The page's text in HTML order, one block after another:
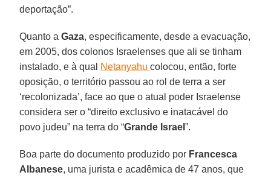
deportação”.
Quanto aGaza, especificamente, desde a evacuação,
em 2005, dos colonos Israelenses que ali se tinham
instalado, e à qual Netanyahucolocou, então, forte
oposição, o território passou ao rol de terra a ser
‘recolonizada’, face ao que o atual poder Israelense
considera ser o “direito exclusivo e inatacável do
povo judeu” na terra do “Grande Israel”.
Boa parte do documento produzido por Francesca
Albanese, uma jurista e acadêmica de 47 anos, que